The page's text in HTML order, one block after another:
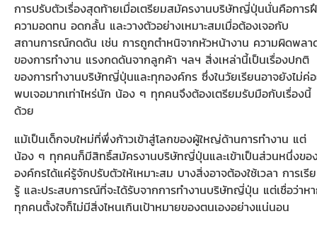
การปรับตัวเรื่องสุดท้ายเมื่อเตรียมสมัครงานบริษัทญี่ปุ่นนั่นคือการ
ความอดทน อดกลั้น และวางตัวอย่างเหมาะสมเมื่อต้องเจอกับ
สถานการณ์กดดัน เช่น การถูกตำหนิจากหัวหน้างาน ความผิดพลา
ของการทำงาน แรงกดดันจากลูกค้า ฯลฯ สิ่งเหล่านี้เป็นเรื่องปกติ
ของการทำงานบริษัทญี่ปุ่นและทุกองค์กร ซึ่งในวัยเรียนอาจยังไม่ค่
พบเจอมากเท่าไหร่นัก น้อง ๆ ทุกคนจึงต้องเตรียมรับมือกับเรื่องนี้
ด้วย
แม้เป็นเด็กจบใหม่ที่พึ่งก้าวเข้าสู่โลกของผู้ใหญ่ด้านการทำงาน แต่
น้อง ๆ ทุกคนก็มีสิทธิ์สมัครงานบริษัทญี่ปุ่นและเข้าเป็นส่วนหนึ่งขอ
องค์กรได้แค่รู้จักปรับตัวให้เหมาะสม บางสิ่งอาจต้องใช้เวลา การเรี
รู้ และประสบการณ์ที่จะได้รับจากการทำงานบริษัทญี่ปุ่น แต่เชื่อว่าห
ทุกคนตั้งใจก็ไม่มีสิ่งไหนเกินเป้าหมายของตนเองอย่างแน่นอน